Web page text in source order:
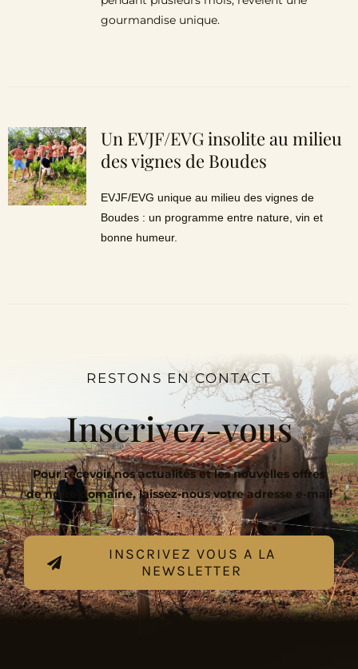
gourmandise unique.
Un EVJF/EVG insolite au milieu
des vignes de Boudes
EVJF/EVG unique au milieu des vignes de
Boudes : un programme entre nature, vin et
bonne humeur.
RESTONS EN CONTACT
Inscrivez-vous
Pour recevoir nos actualités et les nouvelles offres
de notre domaine, laissez-nous votre adresse e-mail
:
INSCRIVEZ VOUS A LA
NEWSLETTER